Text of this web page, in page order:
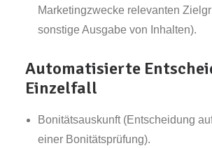
Marketingzwecke relevanten
sonstige Ausgabe von Inhalten).
Automatisierte
Einzelfall
Bonitätsauskunft (Entscheidung
einer Bonitätsprüfung).